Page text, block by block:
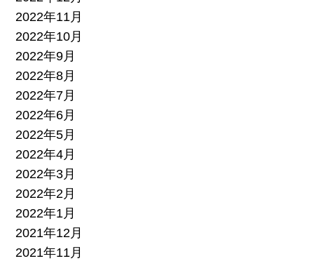
2022年11月
2022年10月
2022年9月
2022年8月
2022年7月
2022年6月
2022年5月
2022年4月
2022年3月
2022年2月
2022年1月
2021年12月
2021年11月